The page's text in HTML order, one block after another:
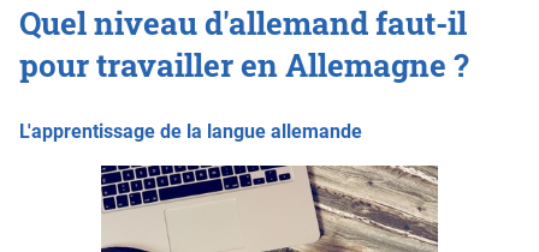
Quel niveau d'allemand faut-il
pour travailler en Allemagne ?
L'apprentissage de la langue allemande